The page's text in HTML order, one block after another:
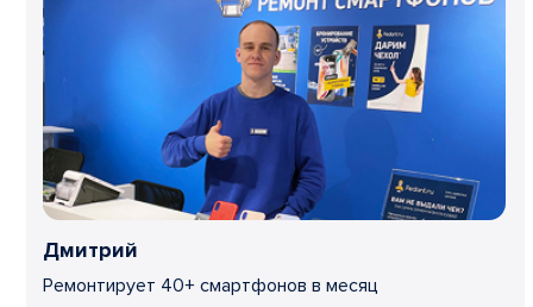
Дмитрий
Ремонтирует 40+ смартфонов в месяц